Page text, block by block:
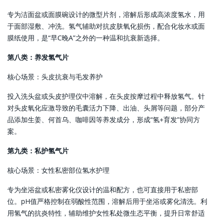
专为洁面盆或面膜碗设计的微型片剂，溶解后形成高浓度氢水，用
于面部湿敷、冲洗。氢气辅助对抗皮肤氧化损伤，配合化妆水或面
膜纸使用，是“早C晚A”之外的一种温和抗衰新选择。
第八类：养发氢气片
核心场景：头皮抗衰与毛发养护
投入洗头盆或头皮护理仪中溶解，在头皮按摩过程中释放氢气。针
对头皮氧化应激导致的毛囊活力下降、出油、头屑等问题，部分产
品添加生姜、何首乌、咖啡因等养发成分，形成“氢+育发”协同方
案。
第九类：私护氢气片
核心场景：女性私密部位氢水护理
专为坐浴盆或私密雾化仪设计的温和配方，也可直接用于私密部
位。pH值严格控制在弱酸性范围，溶解后用于坐浴或雾化清洗。利
用氢气的抗炎特性，辅助维护女性私处微生态平衡，提升日常舒适